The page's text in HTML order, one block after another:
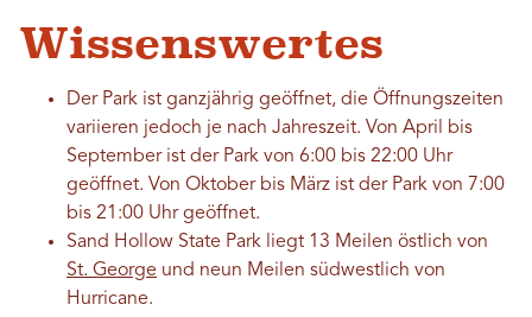
Wissenswertes
Der Park ist ganzjährig geöffnet, die Öffnungszeiten
variieren jedoch je nach Jahreszeit. Von April bis
September ist der Park von 6:00 bis 22:00 Uhr
geöffnet. Von Oktober bis März ist der Park von 7:00
bis 21:00 Uhr geöffnet.
Sand Hollow State Park liegt 13 Meilen östlich von
St. George und neun Meilen südwestlich von
Hurricane.